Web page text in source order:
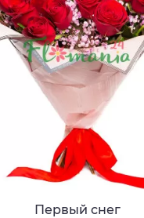
Первый снег